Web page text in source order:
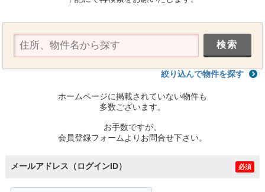
絞り込んで物件を探す
ホームページに掲載されていない物件も
多数ございます。
お手数ですが、
会員登録フォームよりお問合せ下さい。
メールアドレス（ログインID） 必須